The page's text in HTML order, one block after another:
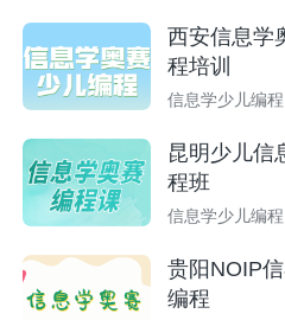
西安信息学
程培训
信息学少儿编程
昆明少儿信
程班
信息学少儿编程
贵阳NOIP
编程